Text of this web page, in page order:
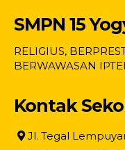
SMPN 15
RELIGIUS,
BERWAWASAN
Kontak
Jl. Tegal